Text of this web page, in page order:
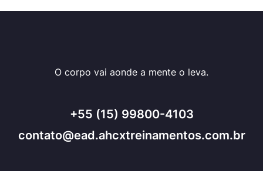
O corpo vai aonde a mente o leva.
+55 (15) 99800-4103
contato@ead.ahcxtreinamentos.com.br